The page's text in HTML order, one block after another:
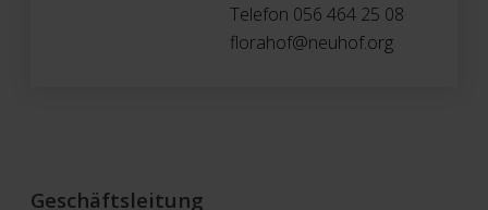
Telefon 056 464 25 08
florahof@neuhof.org
Geschäftsleitung